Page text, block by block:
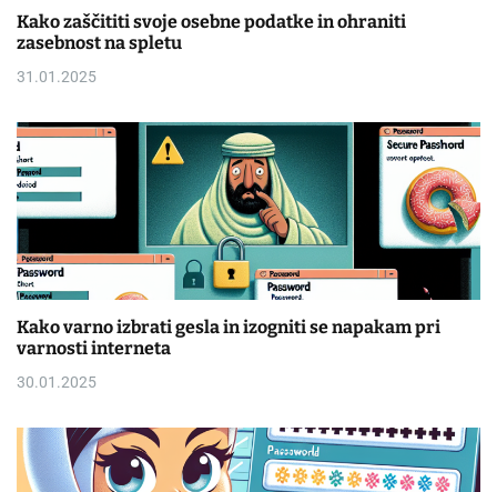
Kako zaščititi svoje osebne podatke in ohraniti
zasebnost na spletu
31.01.2025
Kako varno izbrati gesla in izogniti se napakam pri
varnosti interneta
30.01.2025